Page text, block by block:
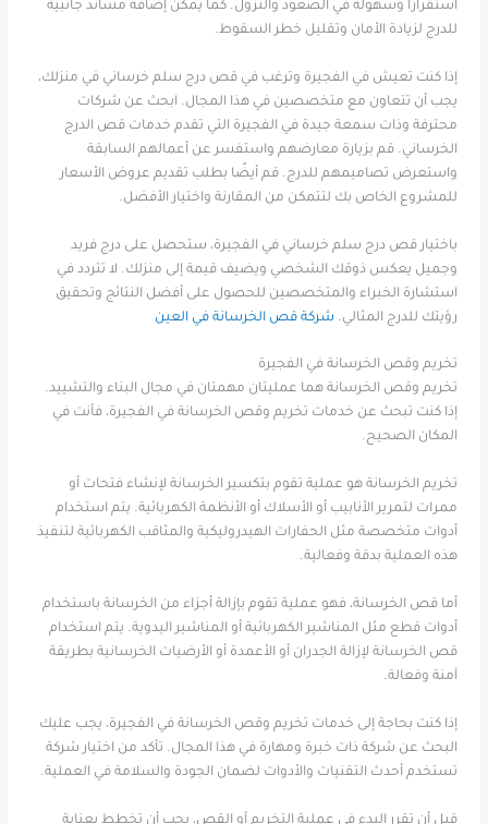
استقرارًا وسهولة في الصعود والنزول. كما يمكن إضافة مساند جانبية
للدرج لزيادة الأمان وتقليل خطر السقوط.
إذا كنت تعيش في الفجيرة وترغب في قص درج سلم خرساني في منزلك،
يجب أن تتعاون مع متخصصين في هذا المجال. ابحث عن شركات
محترفة وذات سمعة جيدة في الفجيرة التي تقدم خدمات قص الدرج
الخرساني. قم بزيارة معارضهم واستفسر عن أعمالهم السابقة
واستعرض تصاميمهم للدرج. قم أيضًا بطلب تقديم عروض الأسعار
للمشروع الخاص بك لتتمكن من المقارنة واختيار الأفضل.
باختيار قص درج سلم خرساني في الفجيرة، ستحصل على درج فريد
وجميل يعكس ذوقك الشخصي ويضيف قيمة إلى منزلك. لا تتردد في
استشارة الخبراء والمتخصصين للحصول على أفضل النتائج وتحقيق
رؤيتك للدرج المثالي. شركة قص الخرسانة في العين
تخريم وقص الخرسانة في الفجيرة
تخريم وقص الخرسانة هما عمليتان مهمتان في مجال البناء والتشييد.
إذا كنت تبحث عن خدمات تخريم وقص الخرسانة في الفجيرة، فأنت في
المكان الصحيح.
تخريم الخرسانة هو عملية تقوم بتكسير الخرسانة لإنشاء فتحات أو
ممرات لتمرير الأنابيب أو الأسلاك أو الأنظمة الكهربائية. يتم استخدام
أدوات متخصصة مثل الحفارات الهيدروليكية والمثاقب الكهربائية لتنفيذ
هذه العملية بدقة وفعالية.
أما قص الخرسانة، فهو عملية تقوم بإزالة أجزاء من الخرسانة باستخدام
أدوات قطع مثل المناشير الكهربائية أو المناشير اليدوية. يتم استخدام
قص الخرسانة لإزالة الجدران أو الأعمدة أو الأرضيات الخرسانية بطريقة
آمنة وفعالة.
إذا كنت بحاجة إلى خدمات تخريم وقص الخرسانة في الفجيرة، يجب عليك
البحث عن شركة ذات خبرة ومهارة في هذا المجال. تأكد من اختيار شركة
تستخدم أحدث التقنيات والأدوات لضمان الجودة والسلامة في العملية.
قبل أن تقرر البدء في عملية التخريم أو القص، يجب أن تخطط بعناية